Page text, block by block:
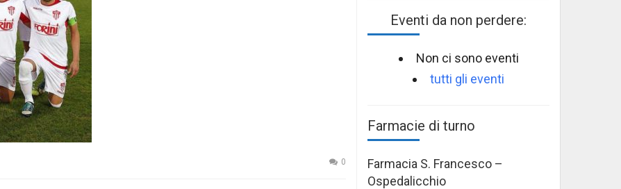
0
Eventi da non perdere:
Non ci sono eventi
tutti gli eventi
Farmacie di turno
Farmacia S. Francesco –
Ospedalicchio